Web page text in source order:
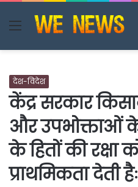
Menu
देश-विदेश
केंद्र सरकार
और उपभोक्ताओं
के हितों की रक्षा
प्राथमिकता देती